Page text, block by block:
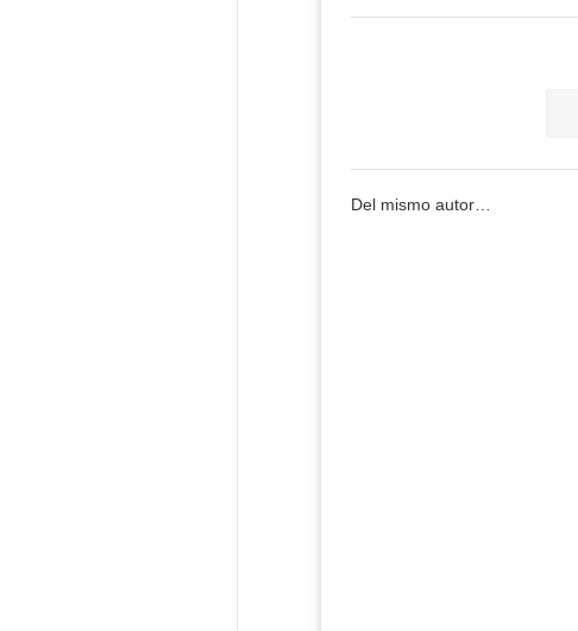
Del mismo autor…